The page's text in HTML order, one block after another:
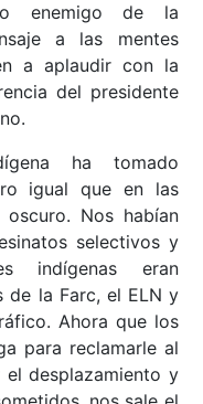
enemigo de la
a las mentes
a aplaudir con la
del presidente
ha tomado
igual que en las
Nos habían
selectivos y
indígenas eran
de la Farc, el ELN y
Ahora que los
para reclamarle al
desplazamiento y